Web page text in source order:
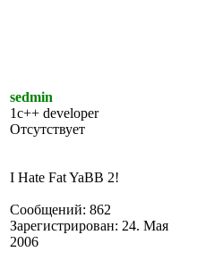
sedmin
1c++ developer
Отсутствует
I Hate Fat YaBB 2!
Сообщений: 862
Зарегистрирован: 24. Мая
2006